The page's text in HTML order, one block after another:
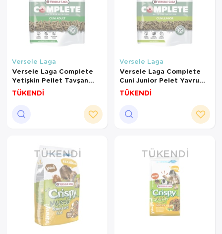
Versele Laga
Versele Laga Complete
Yetişkin Pellet Tavşan
Yemi 500 Gr
TÜKENDİ
Versele Laga
Versele Laga Complete
Cuni Junior Pelet Yavru
Tavşan Yemi 500 Gr
TÜKENDİ
TÜKENDI TÜKENDI